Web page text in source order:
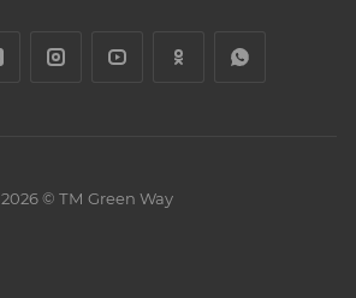
2026 © ТМ Green Way